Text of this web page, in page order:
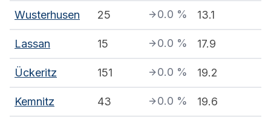
Wusterhusen 25 0.0 % 13.1
Lassan 15 0.0 % 17.9
Ückeritz 151 0.0 % 19.2
Kemnitz 43 0.0 % 19.6